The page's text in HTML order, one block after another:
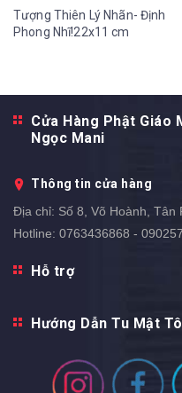
Tượng Thiên Lý Nhãn- Định
Phong Nhĩ!22x11 cm
Cửa Hàng Phật Giáo
Ngọc Mani
Thông tin cửa hàng
Địa chỉ: Số 8, Võ Hoành, Tân
Hotline: 0763436868 -
Hỗ trợ
Hướng Dẫn Tu Mật